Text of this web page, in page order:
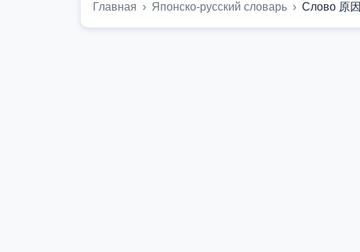
Главная Японско-русский словарь Слово 原因